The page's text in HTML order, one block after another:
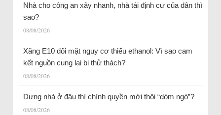
Nhà cho công an xây nhanh, nhà tái định cư của dân thì
sao?
08/08/2026
Xăng E10 đối mặt nguy cơ thiếu ethanol: Vì sao cam
kết nguồn cung lại bị thử thách?
08/08/2026
Dựng nhà ở đâu thì chính quyền mới thôi “dòm ngó”?
08/08/2026